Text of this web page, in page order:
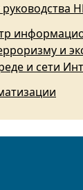
и
и сети